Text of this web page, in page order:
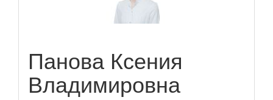
Панова Ксения
Владимировна